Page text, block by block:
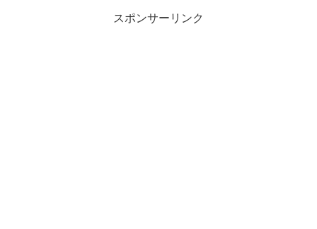
スポンサーリンク